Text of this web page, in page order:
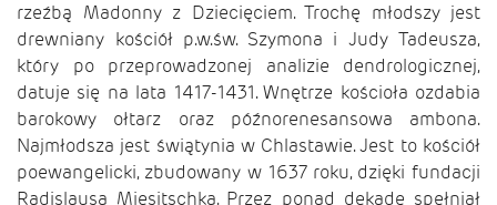
rzeźbą Madonny z Dziecięciem. Trochę młodszy jest
drewniany kościół p.w.św. Szymona i Judy Tadeusza,
który po przeprowadzonej analizie dendrologicznej,
datuje się na lata 1417-1431. Wnętrze kościoła ozdabia
barokowy ołtarz oraz późnorenesansowa ambona.
Najmłodsza jest świątynia w Chlastawie. Jest to kościół
poewangelicki, zbudowany w 1637 roku, dzięki fundacji
Radislausa Miesitschka. Przez ponad dekadę spełniał